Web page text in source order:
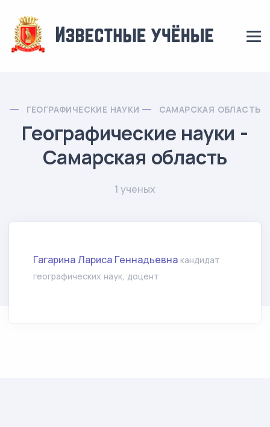
ГЕОГРАФИЧЕСКИЕ НАУКИ САМАРСКАЯ ОБЛАСТЬ
Географические науки -
Самарская область
1 ученых
Гагарина Лариса Геннадьевна кандидат
географических наук, доцент